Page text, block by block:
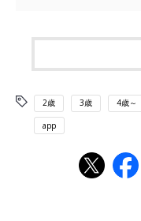
2歳 3歳 4歳～
app